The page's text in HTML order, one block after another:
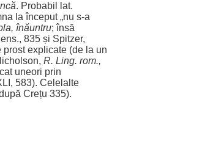
. Probabil
lat.
laînceput„nu s-a
, înăuntru; însă
., 835 și Spitzer,
prost explicate (de la un
R. Ling. rom.,
uneori prin
583). Celelalte
Crețu 335).